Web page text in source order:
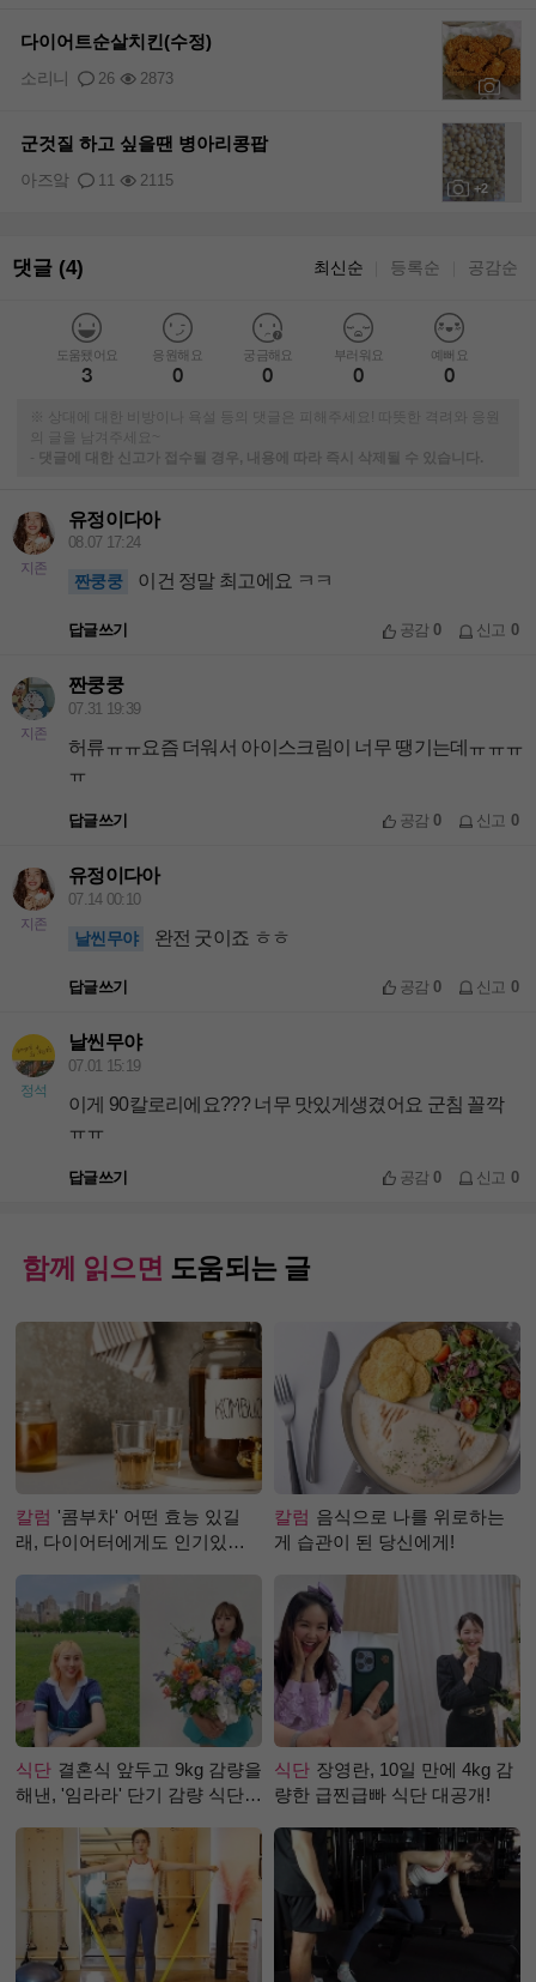
다이어트순살치킨(수정)
26 2873
소리니
+2
군것질 하고 싶을땐 병아리콩팝
11 2115
아즈앜
댓글 (4) 최신순 등록순 공감순
도움됐어요
3
응원해요
0
궁금해요
0
부러워요
0
예뻐요
0
※ 상대에 대한 비방이나 욕설 등의 댓글은 피해주세요! 따뜻한 격려와 응원
의 글을 남겨주세요~
-
댓글에 대한 신고가 접수될 경우, 내용에 따라 즉시 삭제될 수 있습니다.
지존
유정이다아
08.07 17:24
짠쿵쿵 이건 정말 최고에요 ㅋㅋ
답글쓰기 공감0 신고 0
지존
짠쿵쿵
07.31 19:39
허류ㅠㅠ요즘 더워서 아이스크림이 너무 땡기는데ㅠㅠㅠ
ㅠ
답글쓰기 공감0 신고 0
지존
유정이다아
07.14 00:10
날씬무야 완전 굿이죠 ㅎㅎ
답글쓰기 공감0 신고 0
정석
날씬무야
07.01 15:19
이게 90칼로리에요??? 너무 맛있게생겼어요 군침 꼴깍
ㅠㅠ
답글쓰기 공감0 신고 0
함께 읽으면 도움되는 글
칼럼 '콤부차' 어떤 효능 있길
래, 다이어터에게도 인기있는
칼럼 음식으로 나를 위로하는
게 습관이 된 당신에게!
식단 결혼식 앞두고 9kg 감량을
해낸, '임라라' 단기 감량 식단
식단 장영란, 10일 만에 4kg 감
량한 급찐급빠 식단 대공개!